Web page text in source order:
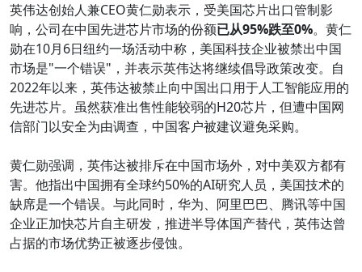
英伟达创始人兼CEO黄仁勋表示，受美国芯片出口管制影
响，公司在中国先进芯片市场的份额已从95%跌至0%。黄仁
勋在10月6日纽约一场活动中称，美国科技企业被禁出中国
市场是"一个错误"，并表示英伟达将继续倡导政策改变。自
2022年以来，英伟达被禁止向中国出口用于人工智能应用的
先进芯片。虽然获准出售性能较弱的H20芯片，但遭中国网
信部门以安全为由调查，中国客户被建议避免采购。
黄仁勋强调，英伟达被排斥在中国市场外，对中美双方都有
害。他指出中国拥有全球约50%的AI研究人员，美国技术的
缺席是一个错误。与此同时，华为、阿里巴巴、腾讯等中国
企业正加快芯片自主研发，推进半导体国产替代，英伟达曾
占据的市场优势正被逐步侵蚀。